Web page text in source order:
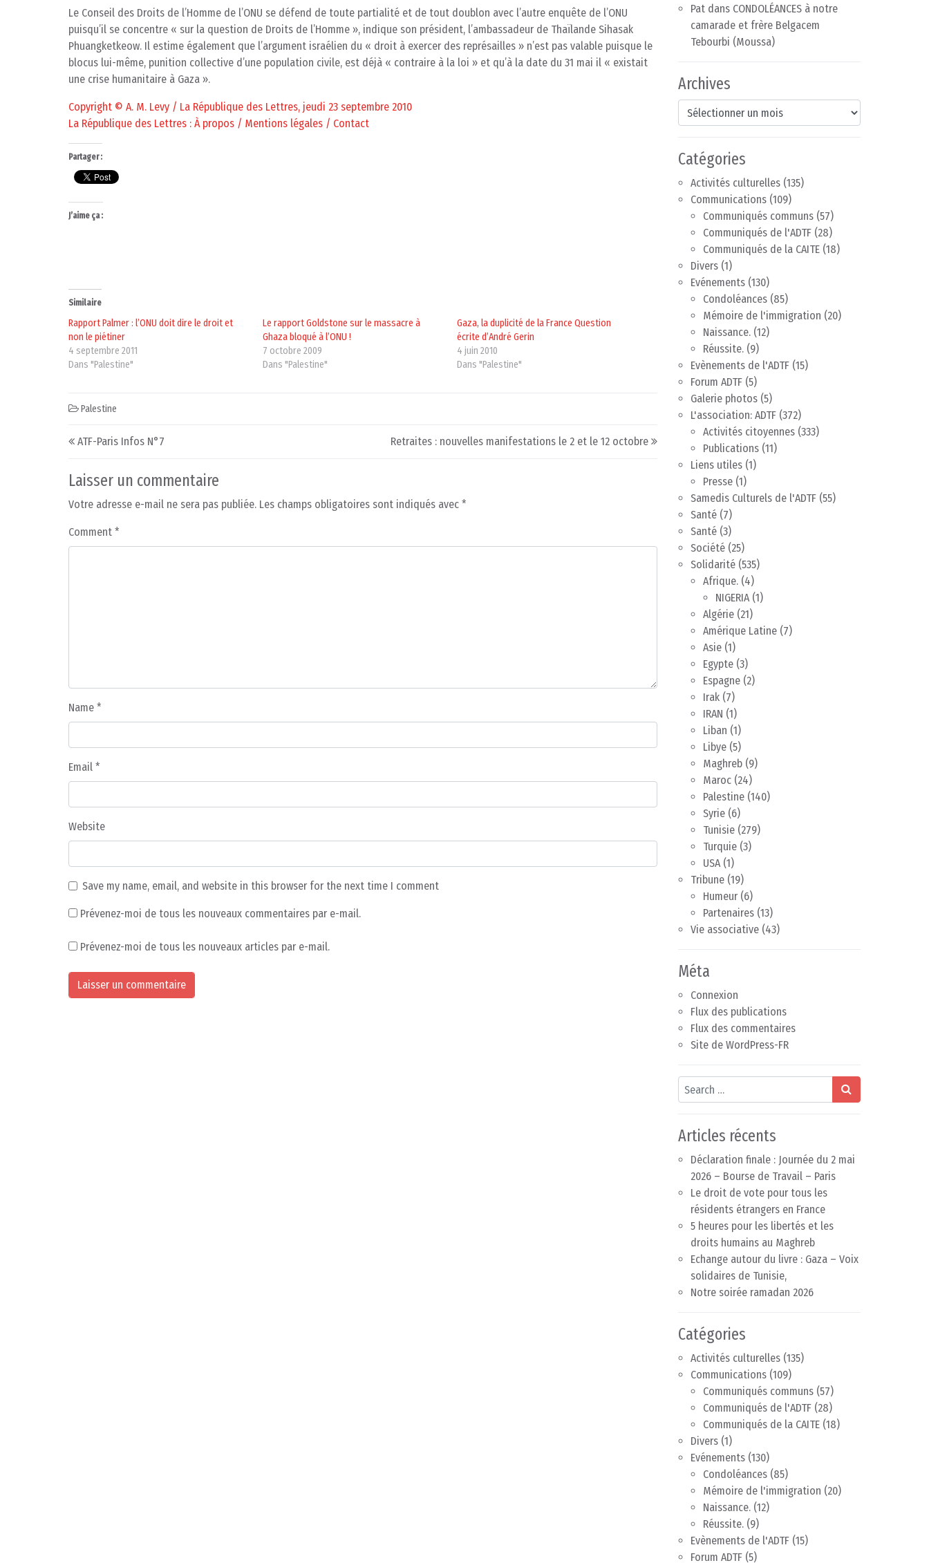
Le Conseil des Droits de l’Homme de l’ONU se défend de toute partialité et de tout doublon avec l’autre enquête de l’ONU
puisqu’il se concentre « sur la question de Droits de l’Homme », indique son président, l’ambassadeur de Thaïlande Sihasak
Phuangketkeow. Il estime également que l’argument israélien du « droit à exercer des représailles » n’est pas valable puisque le
blocus lui-même, punition collective d’une population civile, est déjà « contraire à la loi » et qu’à la date du 31 mai il « existait
une crise humanitaire à Gaza ».
Copyright © A. M. Levy / La République des Lettres, jeudi 23 septembre 2010
La République des Lettres : À propos / Mentions légales / Contact
Partager :
J’aime ça :
Similaire
Rapport Palmer : l’ONU doit dire le droit et
non le piétiner
4 septembre 2011
Dans "Palestine"
Le rapport Goldstone sur le massacre à
Ghaza bloqué à l’ONU !
7 octobre 2009
Dans "Palestine"
Gaza, la duplicité de la France Question
écrite d’André Gerin
4 juin 2010
Dans "Palestine"
Palestine
Post navigation
ATF-Paris Infos N°7 Retraites : nouvelles manifestations le 2 et le 12 octobre
Laisser un commentaire
Votre adresse e-mail ne sera pas publiée. Les champs obligatoires sont indiqués avec *
Comment *
Name *
Email *
Website
Save my name, email, and website in this browser for the next time I comment
Prévenez-moi de tous les nouveaux commentaires par e-mail.
Prévenez-moi de tous les nouveaux articles par e-mail.
Pat dans CONDOLÉANCES à notre
camarade et frère Belgacem
Tebourbi (Moussa)
Archives
Archives
Catégories
Activités culturelles (135)
Communications (109)
Communiqués communs (57)
Communiqués de l'ADTF (28)
Communiqués de la CAITE (18)
Divers (1)
Evénements (130)
Condoléances (85)
Mémoire de l'immigration (20)
Naissance. (12)
Réussite. (9)
Evènements de l'ADTF (15)
Forum ADTF (5)
Galerie photos (5)
L'association: ADTF (372)
Activités citoyennes (333)
Publications (11)
Liens utiles (1)
Presse (1)
Samedis Culturels de l'ADTF (55)
Santé (7)
Santé (3)
Société (25)
Solidarité (535)
Afrique. (4)
NIGERIA(1)
Algérie (21)
Amérique Latine (7)
Asie (1)
Egypte (3)
Espagne (2)
Irak (7)
IRAN (1)
Liban (1)
Libye (5)
Maghreb (9)
Maroc (24)
Palestine (140)
Syrie (6)
Tunisie (279)
Turquie (3)
USA(1)
Tribune (19)
Humeur (6)
Partenaires (13)
Vie associative (43)
Méta
Connexion
Flux des publications
Flux des commentaires
Site de WordPress-FR
Search
Articles récents
Déclaration finale : Journée du 2 mai
2026 – Bourse de Travail – Paris
Le droit de vote pour tous les
résidents étrangers en France
5 heures pour les libertés et les
droits humains au Maghreb
Echange autour du livre : Gaza – Voix
solidaires de Tunisie,
Notre soirée ramadan 2026
Catégories
Activités culturelles (135)
Communications (109)
Communiqués communs (57)
Communiqués de l'ADTF (28)
Communiqués de la CAITE (18)
Divers (1)
Evénements (130)
Condoléances (85)
Mémoire de l'immigration (20)
Naissance. (12)
Réussite. (9)
Evènements de l'ADTF (15)
Forum ADTF (5)